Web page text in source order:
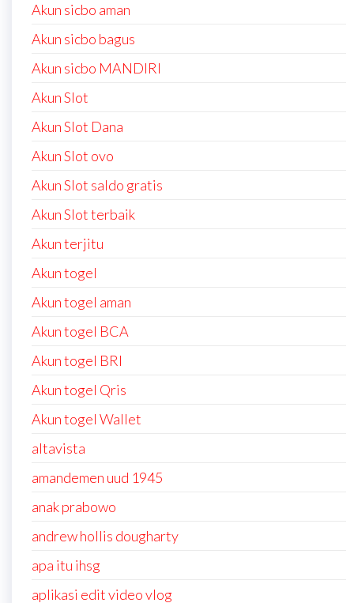
Akun sicbo aman
Akun sicbo bagus
Akun sicbo MANDIRI
Akun Slot
Akun Slot Dana
Akun Slot ovo
Akun Slot saldo gratis
Akun Slot terbaik
Akun terjitu
Akun togel
Akun togel aman
Akun togel BCA
Akun togel BRI
Akun togel Qris
Akun togel Wallet
altavista
amandemen uud 1945
anak prabowo
andrew hollis dougharty
apa itu ihsg
aplikasi edit video vlog